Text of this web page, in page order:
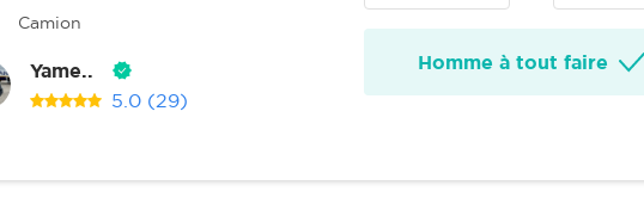
Camion
Yame..
5.0 (29)
Homme à tout faire